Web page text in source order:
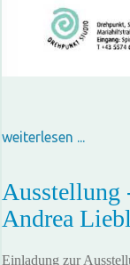
weiterlesen ...
Andrea Liebl
Einladung zur